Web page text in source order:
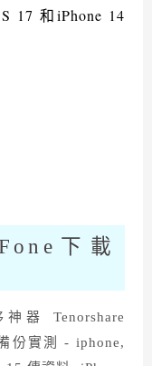
17 和iPhone 14
下載